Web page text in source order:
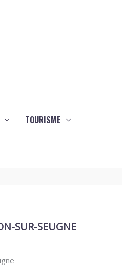
TOURISME
SUR-SEUGNE